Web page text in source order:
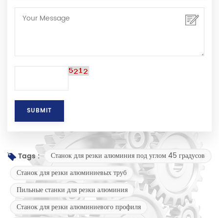
Tags :
Станок для резки алюминия под углом 45 градусов
Станок для резки алюминиевых труб
Пильные станки для резки алюминия
Станок для резки алюминиевого профиля